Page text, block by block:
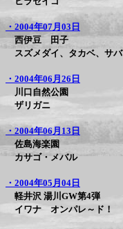
・2004年07月03日
西伊豆 田子
スズメダイ、タカベ、サバ
・2004年06月26日
川口自然公園
ザリガニ
・2004年06月13日
佐島海楽園
カサゴ・メバル
・2004年05月04日
軽井沢 湯川GW第4弾
イワナ オンパレ～ド！